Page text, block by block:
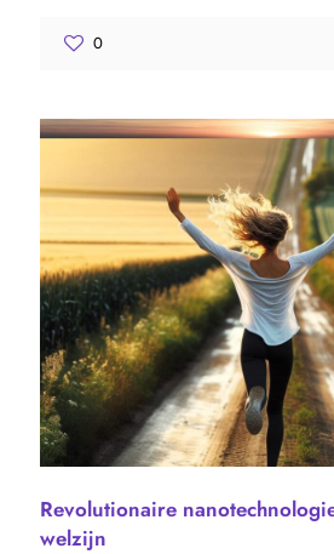
0
Revolutionaire
welzijn